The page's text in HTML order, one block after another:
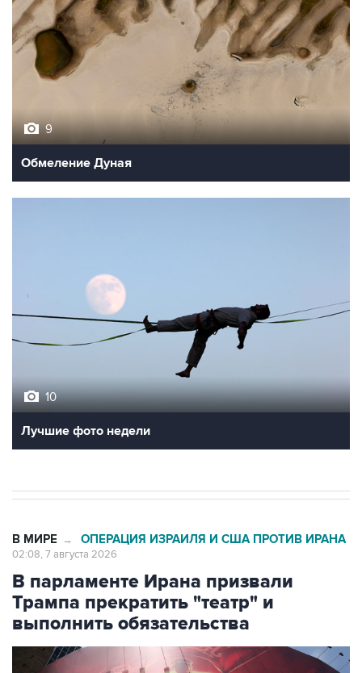
9
Обмеление Дуная
10
Лучшие фото недели
В МИРЕ → ОПЕРАЦИЯ ИЗРАИЛЯ И США ПРОТИВ ИРАНА
02:08, 7 августа 2026
В парламенте Ирана призвали
Трампа прекратить "театр" и
выполнить обязательства